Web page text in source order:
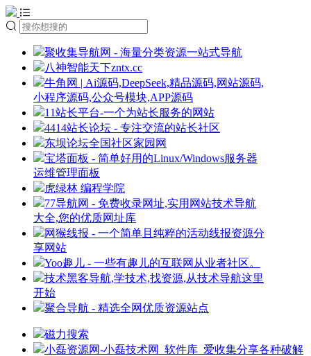
聚收集导航网 - 海量分类资源一站式导航
八神智能天下zntx.cc
牛角网 | Ai源码,DeepSeek,精品源码,网站源码,
小程序源码,公众号模块,APP源码
11站长平台-一个为站长服务的网站
4414站长论坛 - 专注交流的站长社区
东坝论坛全国社区家园网
宝塔面板 - 简单好用的Linux/Windows服务器
运维管理面板
虎绿林 编程学院
77导航网 - 免费收录网址,实用网站技术导航
大全,您的优质网址库
网猴线报 - 一个简单且纯粹的活动线报资源分
享网站
Yoo趣儿 - 一些有趣儿的互联网从业者社区。
技术黑客导航,学技术,找资源,从技术导航这里
开始
聚合导航 - 精选全网优质资源站点
磁力搜索
小磊资源网-小磊技术网_软件库_爱收集分享各种破解